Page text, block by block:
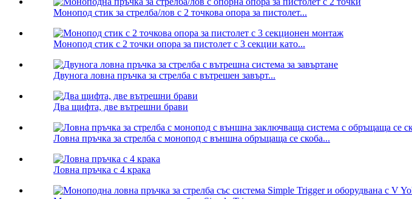
Монопод стик за стрелба/лов с 2 точкова опора за пистолет...
Монопод стик с 2 точки опора за пистолет с 3 секции като...
Двунога ловна пръчка за стрелба с вътрешен завърт...
Два щифта, две вътрешни брави
Ловна пръчка за стрелба с монопод с външна обръщаща се скоба...
Ловна пръчка с 4 крака